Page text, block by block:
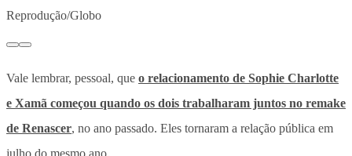
Reprodução/Globo
Vale lembrar, pessoal, que o relacionamento de Sophie Charlotte
e Xamã começou quando os dois trabalharam juntos no remake
de Renascer, no ano passado. Eles tornaram a relação pública em
julho do mesmo ano.